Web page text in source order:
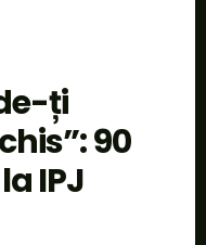
ți
90
IPJ